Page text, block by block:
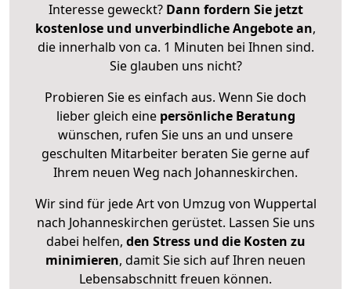
Interesse geweckt? Dann fordern Sie jetzt
kostenlose und unverbindliche Angebote an,
die innerhalb von ca. 1 Minuten bei Ihnen sind.
Sie glauben uns nicht?
Probieren Sie es einfach aus. Wenn Sie doch
lieber gleich eine persönliche Beratung
wünschen, rufen Sie uns an und unsere
geschulten Mitarbeiter beraten Sie gerne auf
Ihrem neuen Weg nach Johanneskirchen.
Wir sind für jede Art von Umzug von Wuppertal
nach Johanneskirchen gerüstet. Lassen Sie uns
dabei helfen, den Stress und die Kosten zu
minimieren, damit Sie sich auf Ihren neuen
Lebensabschnitt freuen können.